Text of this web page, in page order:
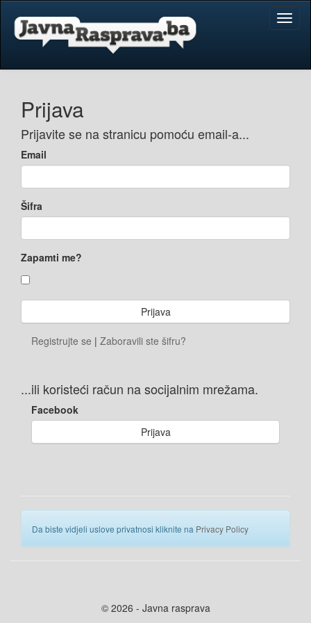
Prijava
Prijavite se na stranicu pomoću email-a...
Email
Šifra
Zapamti me?
Registrujte se | Zaboravili ste šifru?
...ili koristeći račun na socijalnim mrežama.
Facebook
Prijava
Da biste vidjeli uslove privatnosi kliknite na Privacy Policy
© 2026 - Javna rasprava